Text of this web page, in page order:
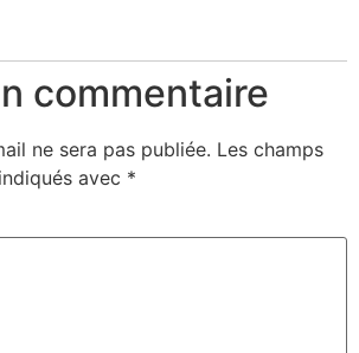
commentaire
ne sera pas publiée. Les champs
avec *